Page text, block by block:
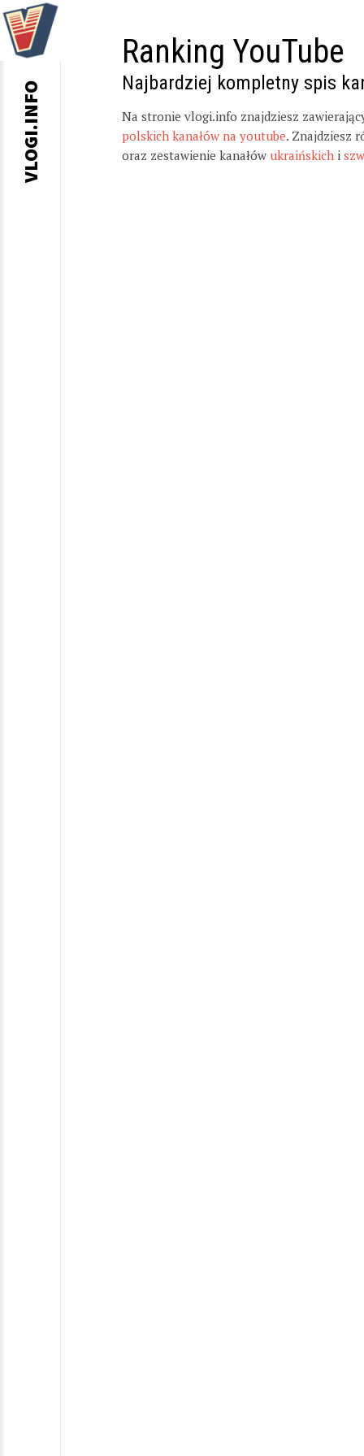
Ranking YouTube
Najbardziej kompletny spis
Na stronie vlogi.info znajdziesz
polskich kanałów na youtube. Znajdziesz
oraz zestawienie kanałów ukraińskich i
VLOGI.INFO